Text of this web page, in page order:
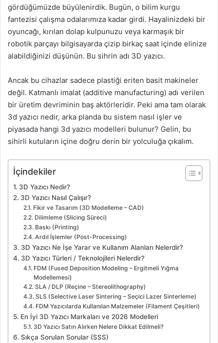
gördüğümüzde büyülenirdik. Bugün, o bilim kurgu
fantezisi çalışma odalarımıza kadar girdi. Hayalinizdeki bir
oyuncağı, kırılan dolap kulpunuzu veya karmaşık bir
robotik parçayı bilgisayarda çizip birkaç saat içinde elinize
alabildiğinizi düşünün. Bu sihrin adı 3D yazıcı.
Ancak bu cihazlar sadece plastiği eriten basit makineler
değil. Katmanlı imalat (additive manufacturing) adı verilen
bir üretim devriminin baş aktörleridir. Peki ama tam olarak
3d yazıcı nedir, arka planda bu sistem nasıl işler ve
piyasada hangi 3d yazıcı modelleri bulunur? Gelin, bu
sihirli kutuların içine doğru derin bir yolculuğa çıkalım.
İçindekiler
3D Yazıcı Nedir?
3D Yazıcı Nasıl Çalışır?
Fikir ve Tasarım (3D Modelleme – CAD)
Dilimleme (Slicing Süreci)
Baskı (Printing)
Ardıl İşlemler (Post-Processing)
3D Yazıcı Ne İşe Yarar ve Kullanım Alanları Nelerdir?
3D Yazıcı Türleri / Teknolojileri Nelerdir?
FDM (Fused Deposition Modeling – Ergitmeli Yığma
Modellemesi)
SLA / DLP (Reçine – Stereolithography)
SLS (Selective Laser Sintering – Seçici Lazer Sinterleme)
FDM Yazıcılarda Kullanılan Malzemeler (Filament Çeşitleri)
En İyi 3D Yazıcı Markaları ve 2026 Modelleri
3D Yazıcı Satın Alırken Nelere Dikkat Edilmeli?
Sıkça Sorulan Sorular (SSS)